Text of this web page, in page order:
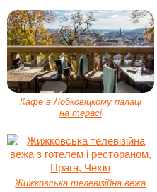
Кафе в Лобковіцкому палаці
на терасі
Жижковська телевізійна вежа